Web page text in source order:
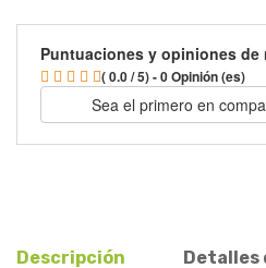
Puntuaciones y opiniones
( 0.0 / 5) - 0 Opinión (es)
Sea el primero en
Descripción Detalles